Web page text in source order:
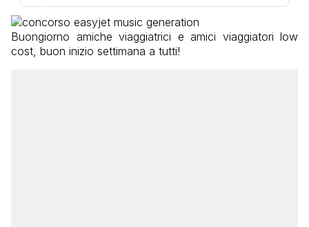
Buongiorno amiche viaggiatrici e amici viaggiatori low
cost, buon inizio settimana a tutti!